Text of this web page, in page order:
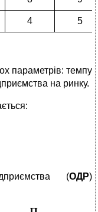
4 5
параметрів: темпу
на ринку.
(ОДР)